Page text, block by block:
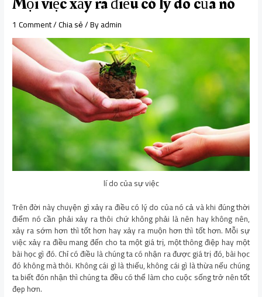
1 Comment/Chia sẻ/ Byadmin
lí do của sự việc
Trên đời này chuyện gì xảy ra điều có lý do của nó cả và khi đúng thời
điểm nó cần phải xảy ra thôi chứ không phải là nên hay không nên,
xảy ra sớm hơn thì tốt hơn hay xảy ra muộn hơn thì tốt hơn. Mỗi sự
việc xảy ra điều mang đến cho ta một giá trị, một thông điệp hay một
bài học gì đó. Chỉ có điều là chúng ta có nhận ra được giá trị đó, bài học
đó không mà thôi. Không cái gì là thiếu, không cái gì là thừa nếu chúng
ta biết đón nhận thì chúng ta đều có thể làm cho cuộc sống trở nên tốt
đẹp hơn.